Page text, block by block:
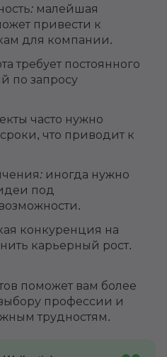
малейшая
привести к
для компании.
требует постоянного
по запросу
часто нужно
что приводит к
иногда нужно
под
конкуренция на
карьерный рост.
поможет вам более
профессии и
трудностям.